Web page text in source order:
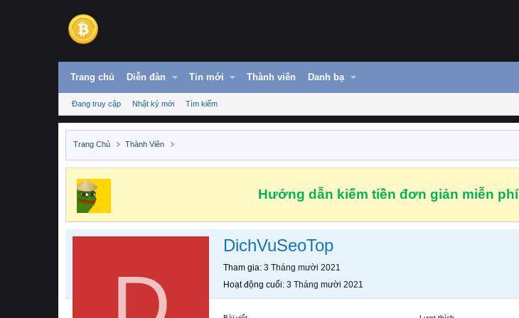
Trang chủ Diễn đàn Tin mới Thành viên Danh bạ
Đang truy cập Nhật ký mới Tìm kiếm
Trang Chủ Thành Viên
Hướng dẫn kiếm tiền đơn giản miễn phí
DichVuSeoTop
Tham gia 3 Tháng mười 2021
Hoạt động cuối 3 Tháng mười 2021